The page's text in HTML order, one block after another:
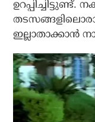
ഇല്ലാതാക്കാന്‍